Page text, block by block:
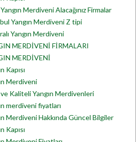
Merdiveni Alacağınız Firmalar
Yangın Merdiveni Z tipi
Yangın Merdiveni
MERDİVENİ FİRMALARI
MERDİVENİ
Kapısı
Merdiveni
Kaliteli Yangın Merdivenleri
merdiveni fiyatları
Merdiveni Hakkında Güncel Bilgiler
Kapısı